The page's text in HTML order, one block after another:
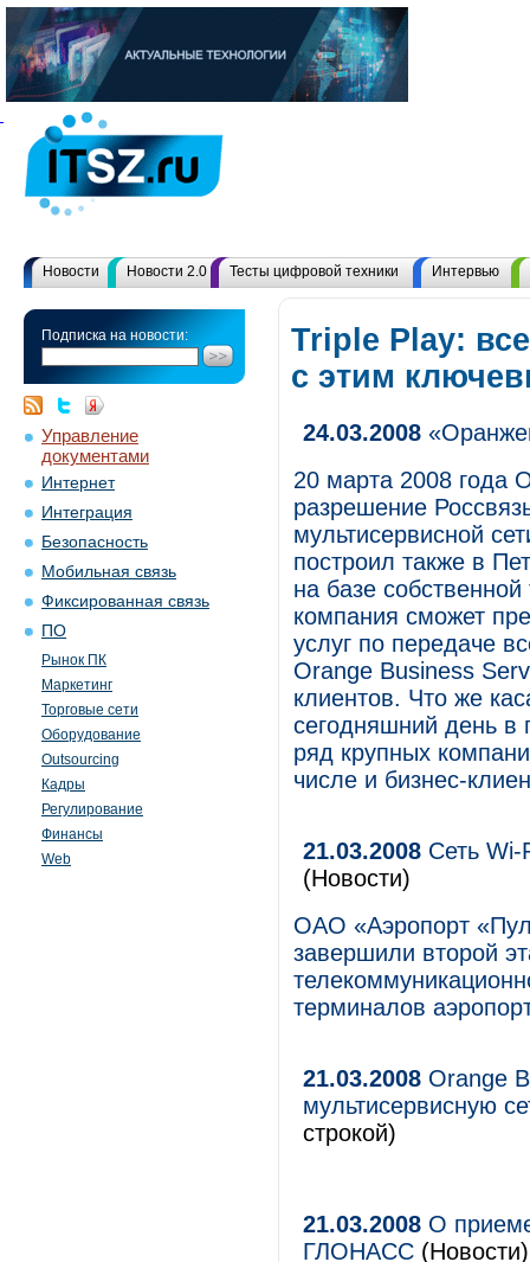
Новости Новости 2.0 Тесты цифровой техники Интервью
Подписка на новости:
Управление
документами
Интернет
Интеграция
Безопасность
Мобильная связь
Фиксированная связь
ПО
Рынок ПК
Маркетинг
Торговые сети
Оборудование
Outsourcing
Кадры
Регулирование
Финансы
Web
Triple Play:
с этим
24.03.2008
20 марта 2008 года
разрешение
мультисервисной
построил также в
на базе
компания сможет
услуг по передаче
Orange Business
клиентов. Что же
сегодняшний день в
ряд крупных
числе и бизнес-
21.03.2008 Сеть
(Новости)
ОАО «Аэропорт
завершили второй
терминалов
21.03.2008 Orange
мультисервисную
строкой)
21.03.2008 О
ГЛОНАСС (Новости)